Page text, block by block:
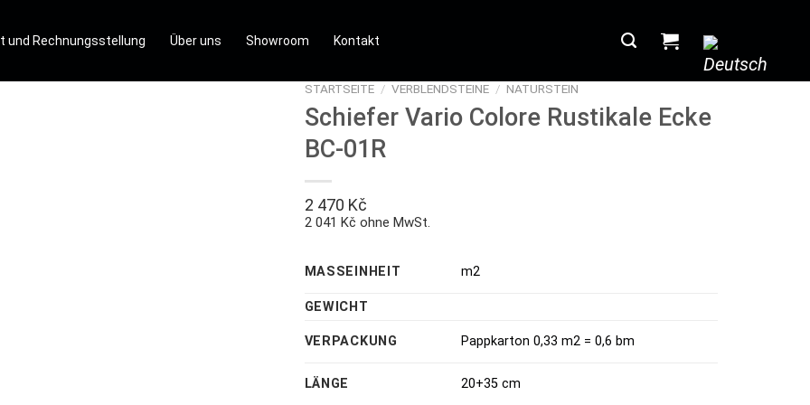
und Rechnungsstellung Über uns Showroom Kontakt
STARTSEITE / VERBLENDSTEINE / NATURSTEIN
Schiefer Vario Colore Rustikale Ecke
BC-01R
2 470 Kč
2 041 Kč ohne MwSt.
MASSEINHEIT m2
GEWICHT
VERPACKUNG Pappkarton 0,33 m2 = 0,6 bm
LÄNGE 20+35 cm